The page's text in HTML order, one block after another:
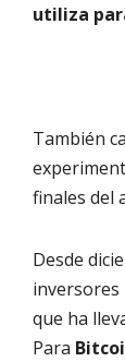
utiliza
También
finales del
Desde
inversores
que ha
Para